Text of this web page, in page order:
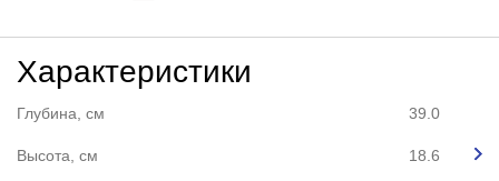
Характеристики
Глубина, см 39.0
Высота, см 18.6